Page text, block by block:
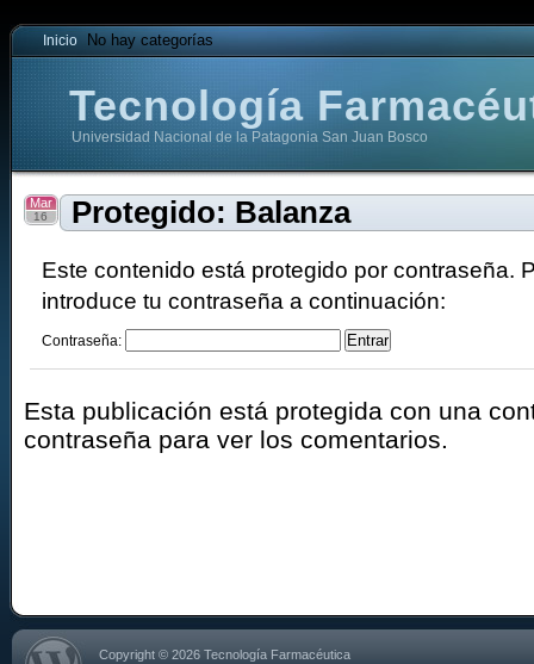
Inicio No hay categorías
Tecnología
Universidad Nacional de la Patagonia San Juan Bosco
Protegido: Balanza
Mar
16
Este contenido está protegido por contraseña.
introduce tu contraseña a continuación:
Contraseña:
Esta publicación está protegida con una
contraseña para ver los comentarios.
Copyright © 2026 Tecnología Farmacéutica